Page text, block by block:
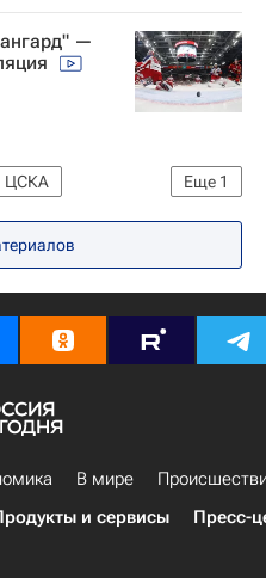
—
Еще 1
ЦСКА
В мире
и сервисы Пресс-